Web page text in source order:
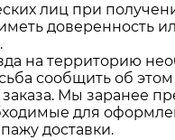
лиц при
доверенность
на территорию
сообщить об
Мы заранее
для
доставки.